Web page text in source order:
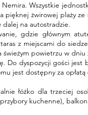
Wszystkie
żwirowej plaży
dalej na autostradzie.
gdzie głównym
z miejscami do
powietrzu w
Do dyspozycji gości
jest dostępny za opłatą
łóżko dla trzeciej
kuchenne),